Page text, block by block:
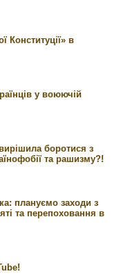
Конституції» в
у воюючій
боротися з
та рашизму?!
плануємо заходи з
та перепоховання в